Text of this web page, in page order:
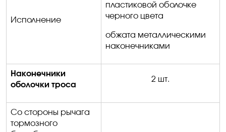
Исполнение
пластиковой оболочке
черного цвета
обжата металлическими
наконечниками
Наконечники
оболочки троса
2 шт.
Со стороны рычага
тормозного